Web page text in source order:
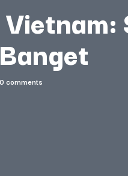
0 comments